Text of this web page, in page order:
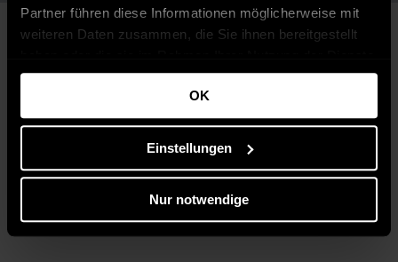
Partner führen diese Informationen möglicherweise mit
weiteren Daten zusammen, die Sie ihnen bereitgestellt
gesammelt haben.
OK
Einstellungen
Nur notwendige